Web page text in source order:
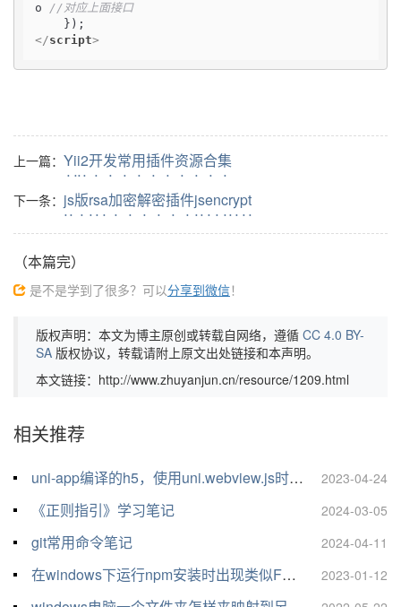
o //对应上面接口
</script>
上一篇： Yii2开发常用插件资源合集
下一条： js版rsa加密解密插件jsencrypt
（本篇完）
是不是学到了很多？可以分享到微信！
版权声明：本文为博主原创或转载自网络，遵循 CC 4.0 BY-
SA 版权协议，转载请附上原文出处链接和本声明。
本文链接：http://www.zhuyanjun.cn/resource/1209.html
相关推荐
2023-04-24
uni-app编译的h5，使用uni.webview.js时“uni”关键词冲突解决
2024-03-05
《正则指引》学习笔记
2024-04-11
git常用命令笔记
2023-01-12
在windows下运行npm安装时出现类似FetchError: request to *** failed, reason: connect ECONNREFUSED 127.0.0.1:***的报错解决办法